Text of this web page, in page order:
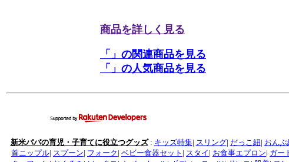
商品を詳しく見る
「」の関連商品を見る
「」の人気商品を見る
新米パパの育児・子育てに役立つグッズ: キッズ特集| スリング| だっこ紐| おんぶ
首ニップル| スプーン| フォーク | ベビー食器セット | スタイ | お食事エプロン| ガー